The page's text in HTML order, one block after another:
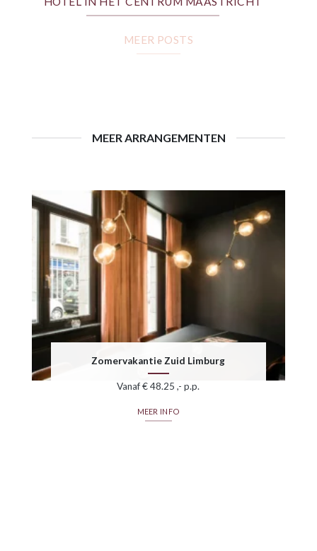
MEER POSTS
MEER ARRANGEMENTEN
Zomervakantie Zuid Limburg
Vanaf € 48.25 ,- p.p.
MEER INFO